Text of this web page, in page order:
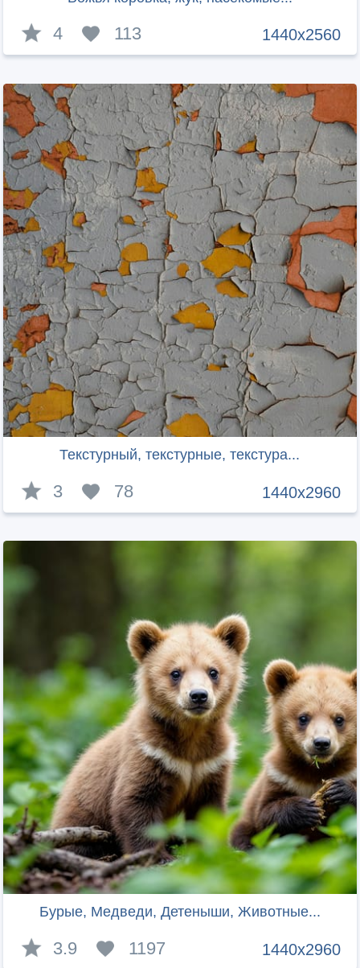
1440x2560
4 113
Текстурный, текстурные, текстура...
1440x2960
3 78
Бурые, Медведи, Детеныши, Животные...
1440x2960
3.9 1197